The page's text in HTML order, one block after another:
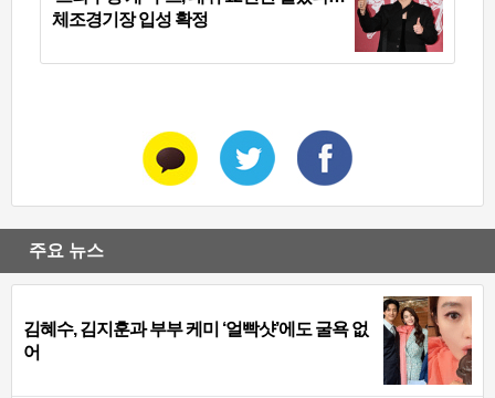
체조경기장 입성 확정
주요 뉴스
김혜수, 김지훈과 부부 케미 ‘얼빡샷’에도 굴욕 없
어